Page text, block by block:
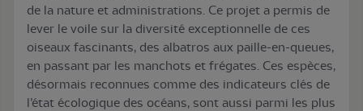
de la nature et administrations. Ce projet a permis de
lever le voile sur la diversité exceptionnelle de ces
oiseaux fascinants, des albatros aux paille-en-queues,
en passant par les manchots et frégates. Ces espèces,
désormais reconnues comme des indicateurs clés de
l’état écologique des océans, sont aussi parmi les plus